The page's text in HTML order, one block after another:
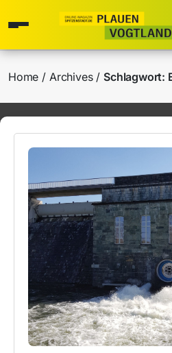
Home Archives Schlagwort: